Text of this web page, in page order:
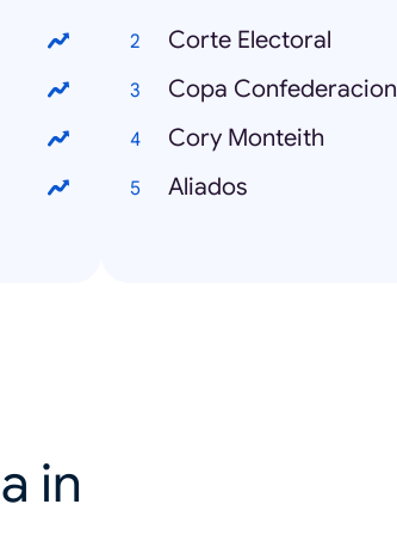
Corte Electoral
Copa
Cory Monteith
Aliados
in